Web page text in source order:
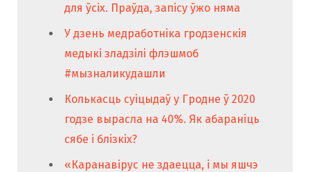
для ўсіх. Праўда, запісу ўжо няма
У дзень медработніка гродзенскія
медыкі зладзілі флэшмоб
#мызналикудашли
Колькасць суіцыдаў у Гродне ў 2020
годзе вырасла на 40%. Як абараніць
сябе і блізкіх?
«Каранавірус не здаецца, і мы яшчэ